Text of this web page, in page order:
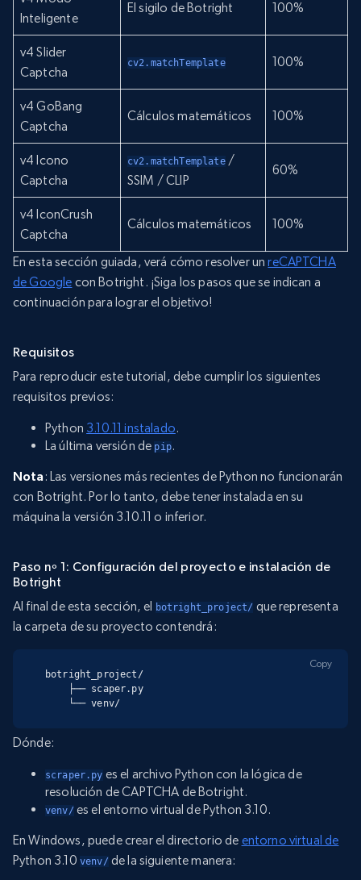
Inteligente
El sigilo de Botright 100%
v4 Slider
Captcha
cv2.matchTemplate 100%
v4 GoBang
Captcha
Cálculos matemáticos 100%
v4 Icono
Captcha
cv2.matchTemplate/
SSIM / CLIP
60%
v4 IconCrush
Captcha
Cálculos matemáticos 100%
En esta sección guiada, verá cómo resolver unreCAPTCHA
de Google con Botright. ¡Siga los pasos que se indican a
continuación para lograr el objetivo!
Requisitos
Para reproducir este tutorial, debe cumplir los siguientes
requisitos previos:
Python 3.10.11 instalado.
La última versión de pip.
Nota: Las versiones más recientes de Python no funcionarán
con Botright. Por lo tanto, debe tener instalada en su
máquina la versión 3.10.11 o inferior.
Paso nº 1: Configuración del proyecto e instalación de
Botright
Al final de esta sección, el botright_project/ que representa
la carpeta de su proyecto contendrá:
botright_project/
    └── venv/
Copy
Dónde:
scraper.py es el archivo Python con la lógica de
resolución de CAPTCHA de Botright.
venv/es el entorno virtual de Python 3.10.
En Windows, puede crear el directorio de entorno virtual de
Python 3.10 venv/de la siguiente manera: